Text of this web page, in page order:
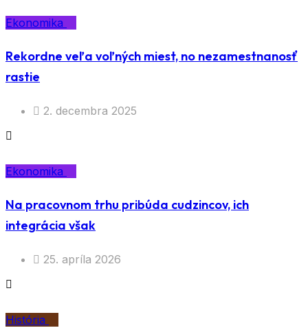
Ekonomika
Rekordne veľa voľných miest, no nezamestnanosť
rastie
2. decembra 2025
Ekonomika
Na pracovnom trhu pribúda cudzincov, ich
integrácia však
25. apríla 2026
História